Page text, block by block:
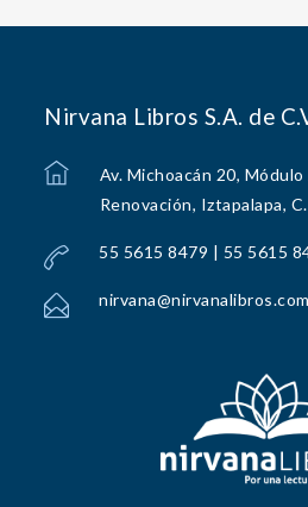
Nirvana Libros S.A. de
Av. Michoacán 20,
Renovación, Iztapalapa,
55 5615 8479 | 55 5615